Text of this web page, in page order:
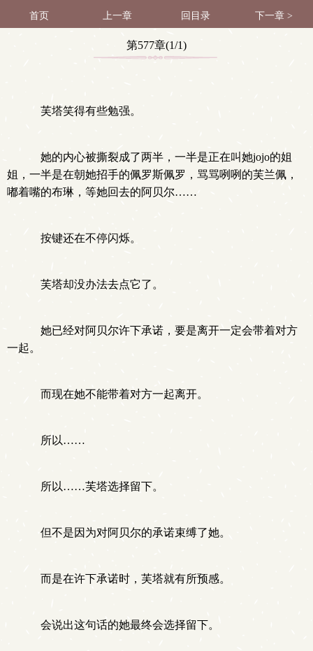
首页 上一章 回目录 下一章 >
第577章(1/1)
芙塔笑得有些勉强。
她的内心被撕裂成了两半，一半是正在叫她jojo的姐
姐，一半是在朝她招手的佩罗斯佩罗，骂骂咧咧的芙兰佩，
嘟着嘴的布琳，等她回去的阿贝尔……
按键还在不停闪烁。
芙塔却没办法去点它了。
她已经对阿贝尔许下承诺，要是离开一定会带着对方
一起。
而现在她不能带着对方一起离开。
所以……
所以……芙塔选择留下。
但不是因为对阿贝尔的承诺束缚了她。
而是在许下承诺时，芙塔就有所预感。
会说出这句话的她最终会选择留下。